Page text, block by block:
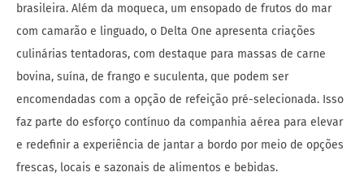
brasileira. Além da moqueca, um ensopado de frutos do mar
com camarão e linguado, o Delta One apresenta criações
culinárias tentadoras, com destaque para massas de carne
bovina, suína, de frango e suculenta, que podem ser
encomendadas com a opção de refeição pré-selecionada. Isso
faz parte do esforço contínuo da companhia aérea para elevar
e redefinir a experiência de jantar a bordo por meio de opções
frescas, locais e sazonais de alimentos e bebidas.